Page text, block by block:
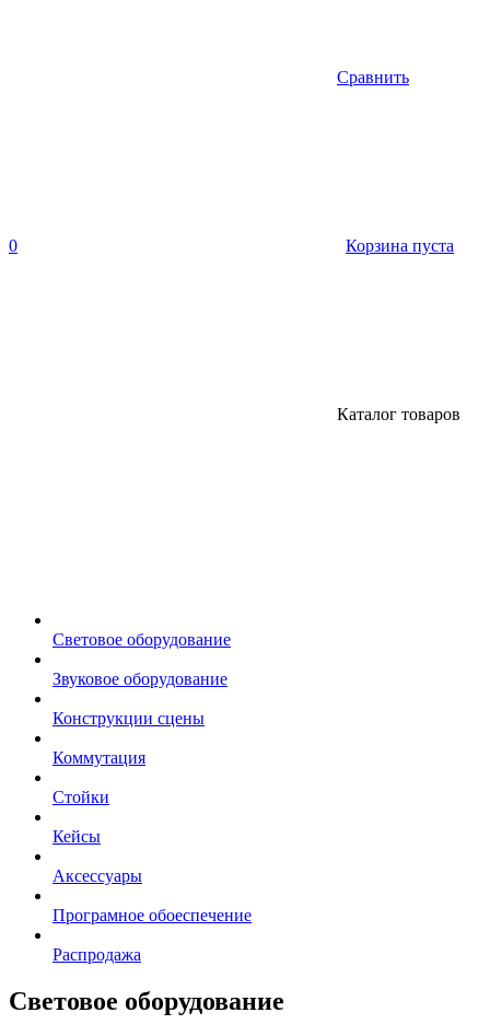
Сравнить
0 Корзина пуста
Каталог товаров
Световое оборудование
Звуковое оборудование
Конструкции сцены
Коммутация
Стойки
Кейсы
Аксессуары
Програмное обоеспечение
Распродажа
Световое оборудование